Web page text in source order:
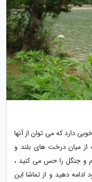
دارد که می توان از آنها
از میان درخت های بلند و
و جنگل را حس می کنید ،
دهید و از تماشا این